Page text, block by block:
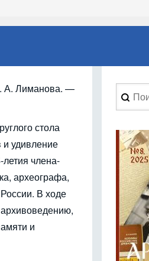
А. Лиманова. —
стола
и удивление
члена-
археографа,
В ходе
и
Search